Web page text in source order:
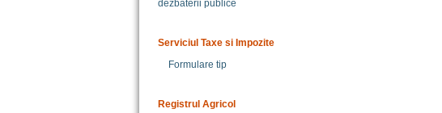
dezbaterii publice
Serviciul Taxe si Impozite
Formulare tip
Registrul Agricol